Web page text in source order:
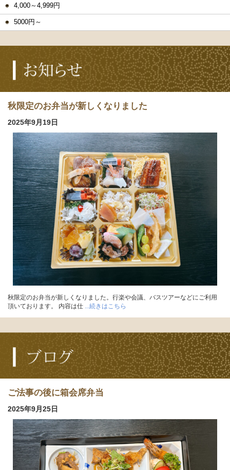
4,000～4,999円
5000円～
秋限定のお弁当が新しくなりました
2025年9月19日
秋限定のお弁当が新しくなりました。行楽や会議、バスツアーなどにご利用
頂いております。 内容は仕
...続きはこちら
ご法事の後に箱会席弁当
2025年9月25日